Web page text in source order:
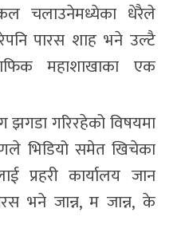
चलाउनेमध्येका धेरैले
पारस शाह भने उल्टै
महाशाखाका एक
झगडा गरिरहेको विषयमा
भिडियो समेत खिचेका
प्रहरी कार्यालय जान
भने जान्न, म जान्न, के